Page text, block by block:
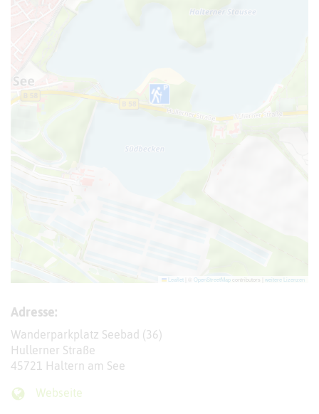
Leaflet OpenStreetMapcontributors | weitere Lizenzen
Adresse:
Wanderparkplatz Seebad (36)
Hullerner Straße
45721 Haltern am See
Webseite